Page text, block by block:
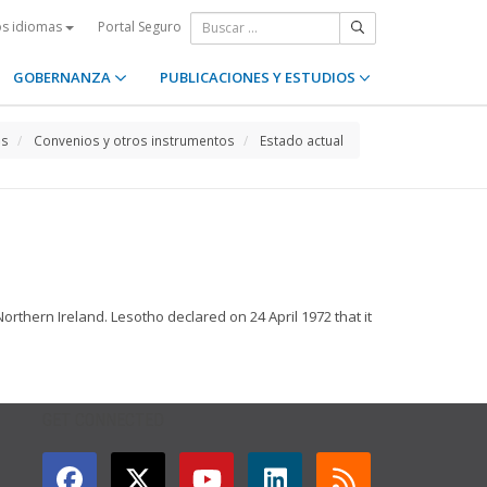
idiomas Portal Seguro
GOBERNANZA PUBLICACIONES Y ESTUDIOS
Convenios y otros instrumentos Estado actual
Ireland. Lesotho declared on 24 April 1972 that it